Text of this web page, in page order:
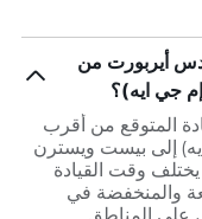
أيربورت من
جي ايه)؟
المتوقع من أقرب
إلى بيست ويسترن
هو 0س 01د. قد يختلف وقت القيادة
والمنخفضة في